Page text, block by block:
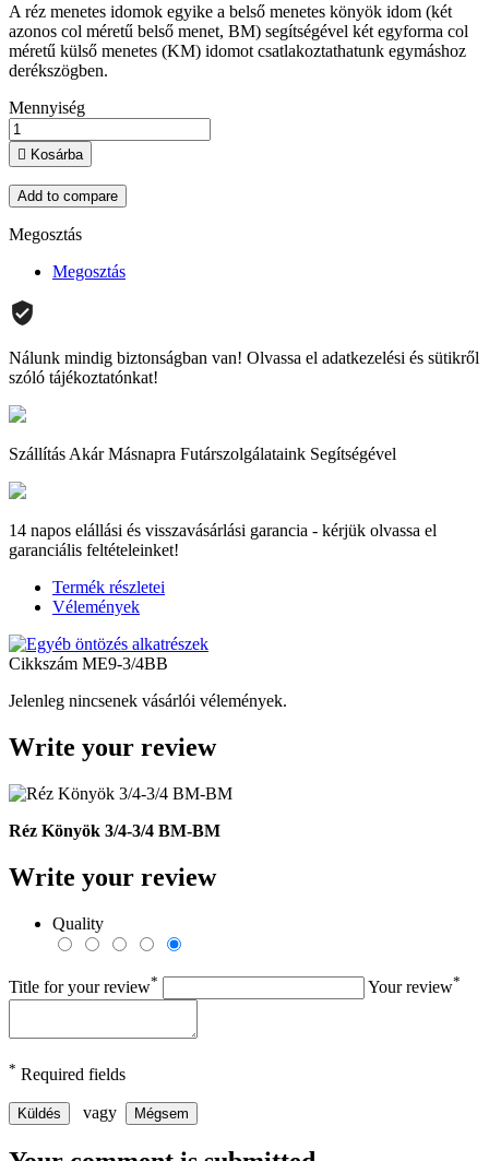
A réz menetes idomok egyike a belső menetes könyök idom (két
azonos col méretű belső menet, BM) segítségével két egyforma col
méretű külső menetes (KM) idomot csatlakoztathatunk egymáshoz
derékszögben.
Mennyiség
 Kosárba
Add to compare
Megosztás
Megosztás
Nálunk mindig biztonságban van! Olvassa el adatkezelési és sütikről
szóló tájékoztatónkat!
Szállítás Akár Másnapra Futárszolgálataink Segítségével
14 napos elállási és visszavásárlási garancia - kérjük olvassa el
garanciális feltételeinket!
Termék részletei
Vélemények
Cikkszám ME9-3/4BB
Jelenleg nincsenek vásárlói vélemények.
Write your review
Réz Könyök 3/4-3/4 BM-BM
Write your review
Quality
Title for your review* Your review*
* Required fields
Küldés vagy Mégsem